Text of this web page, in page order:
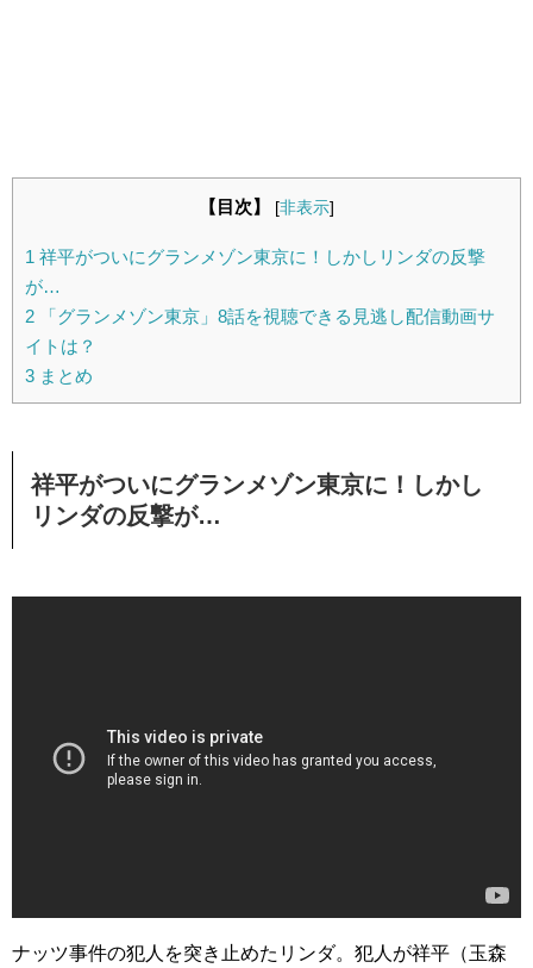
【目次】 [非表示]
1 祥平がついにグランメゾン東京に！しかしリンダの反撃
が…
2 「グランメゾン東京」8話を視聴できる見逃し配信動画サ
イトは？
3 まとめ
祥平がついにグランメゾン東京に！しかし
リンダの反撃が…
ナッツ事件の犯人を突き止めたリンダ。犯人が祥平（玉森